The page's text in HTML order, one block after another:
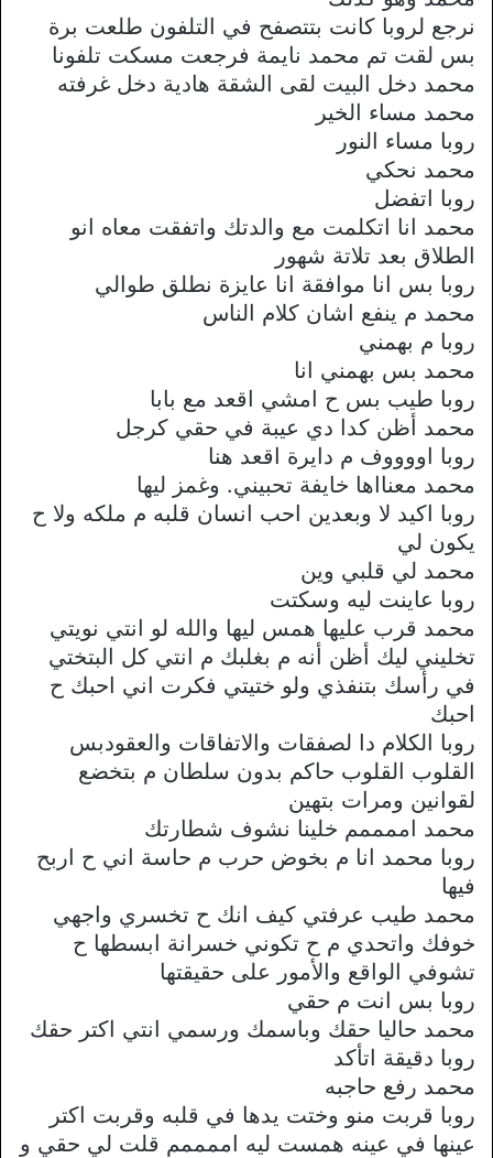
نرجع لروبا كانت بتتصفح في التلفون طلعت برة
بس لقت تم محمد نايمة فرجعت مسكت تلفونا
محمد دخل البيت لقى الشقة هادية دخل غرفته
محمد مساء الخير
روبا مساء النور
محمد نحكي
روبا اتفضل
محمد انا اتكلمت مع والدتك واتفقت معاه انو
الطلاق بعد تلاتة شهور
روبا بس انا موافقة انا عايزة نطلق طوالي
محمد م ينفع اشان كلام الناس
روبا م بهمني
محمد بس بهمني انا
روبا طيب بس ح امشي اقعد مع بابا
محمد أظن كدا دي عيبة في حقي كرجل
روبا اووووف م دايرة اقعد هنا
محمد معنااها خايفة تحبيني. وغمز ليها
روبا اكيد لا وبعدين احب انسان قلبه م ملكه ولا ح
يكون لي
محمد لي قلبي وين
روبا عاينت ليه وسكتت
محمد قرب عليها همس ليها والله لو انتي نويتي
تخليني ليك أظن أنه م بغلبك م انتي كل البتختي
في رأسك بتنفذي ولو ختيتي فكرت اني احبك ح
احبك
روبا الكلام دا لصفقات والاتفاقات والعقودبس
القلوب القلوب حاكم بدون سلطان م بتخضع
لقوانين ومرات بتهين
محمد اممممم خلينا نشوف شطارتك
روبا محمد انا م بخوض حرب م حاسة اني ح اربح
فيها
محمد طيب عرفتي كيف انك ح تخسري واجهي
خوفك واتحدي م ح تكوني خسرانة ابسطها ح
تشوفي الواقع والأمور على حقيقتها
روبا بس انت م حقي
محمد حاليا حقك وباسمك ورسمي انتي اكتر حقك
روبا دقيقة اتأكد
محمد رفع حاجبه
روبا قربت منو وختت يدها في قلبه وقربت اكتر
عينها في عينه همست ليه اممممم قلت لي حقي و